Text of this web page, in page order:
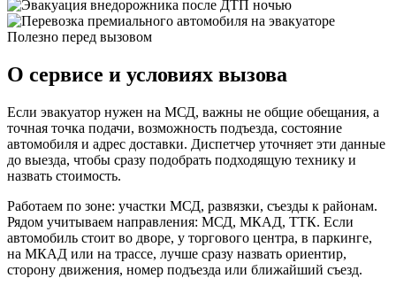
Полезно перед вызовом
О сервисе и условиях вызова
Если эвакуатор нужен на МСД, важны не общие обещания, а
точная точка подачи, возможность подъезда, состояние
автомобиля и адрес доставки. Диспетчер уточняет эти данные
до выезда, чтобы сразу подобрать подходящую технику и
назвать стоимость.
Работаем по зоне: участки МСД, развязки, съезды к районам.
Рядом учитываем направления: МСД, МКАД, ТТК. Если
автомобиль стоит во дворе, у торгового центра, в паркинге,
на МКАД или на трассе, лучше сразу назвать ориентир,
сторону движения, номер подъезда или ближайший съезд.